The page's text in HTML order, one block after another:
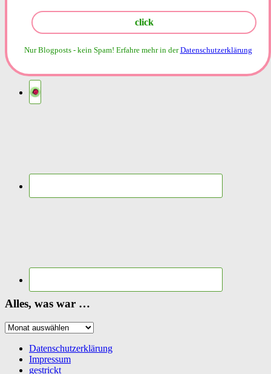
Nur Blogposts - kein Spam! Erfahre mehr in derDatenschutzerklärung
Alles, was war …
Alles,
Datenschutzerklärung
Impressum
gestrickt